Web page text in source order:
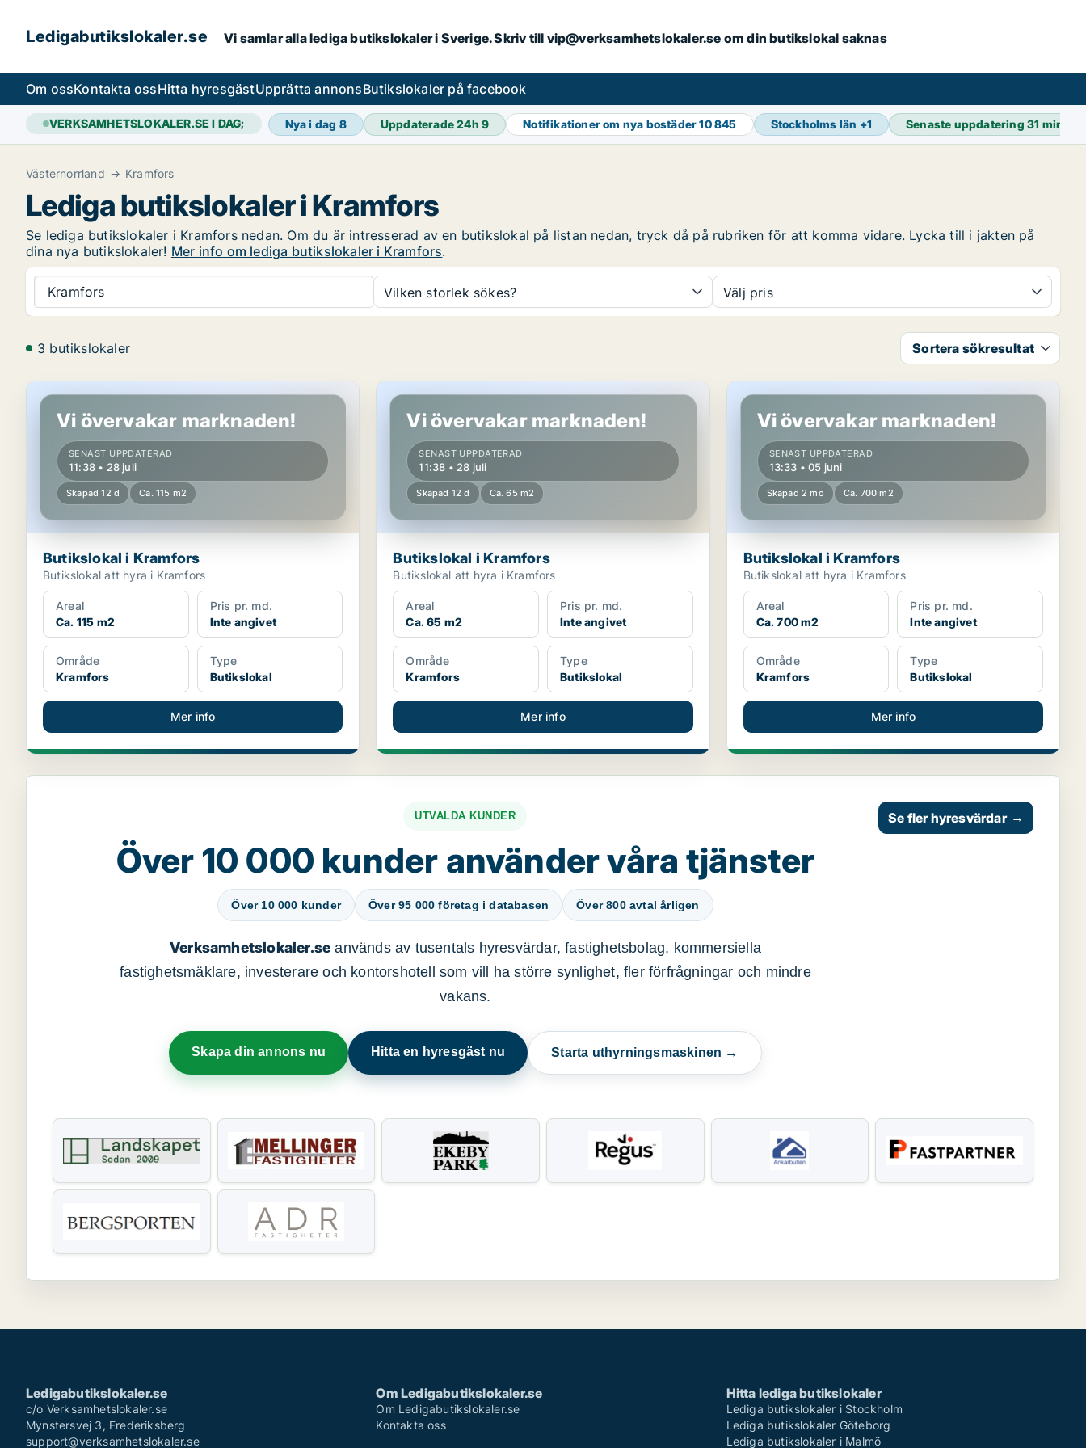
Ledigabutikslokaler.se Vi samlar alla lediga butikslokaler i Sverige. Skriv till vip@verksamhetslokaler.se om din butikslokal saknas
Om ossKontakta ossHitta hyresgästUpprätta annonsButikslokaler på facebook
VERKSAMHETSLOKALER.SE I DAG; Nya i dag 8 Uppdaterade 24h9 Notifikationer om nya bostäder10 845 Stockholms län +1 Senaste uppdatering31 min
Västernorrland Kramfors
Lediga butikslokaler i Kramfors
Se lediga butikslokaler i Kramfors nedan. Om du är intresserad av en butikslokal på listan nedan, tryck då på rubriken för att komma vidare. Lycka till i jakten på
dina nya butikslokaler! Mer info om lediga butikslokaler i Kramfors.
Kramfors Vilken storlek sökes? Välj pris
3 butikslokaler Sortera sökresultat
Butikslokal i Kramfors
Vi övervakar marknaden!
SENAST UPPDATERAD
11:38 • 28 juli
Skapad 12 d Ca. 115 m2
Butikslokal i Kramfors
Butikslokal att hyra i Kramfors
Areal
Ca. 115 m2
Pris pr. md.
Inte angivet
Område
Kramfors
Type
Butikslokal
Mer info
Butikslokal i Kramfors
Vi övervakar marknaden!
SENAST UPPDATERAD
11:38 • 28 juli
Skapad 12 d Ca. 65 m2
Butikslokal i Kramfors
Butikslokal att hyra i Kramfors
Areal
Ca. 65 m2
Pris pr. md.
Inte angivet
Område
Kramfors
Type
Butikslokal
Mer info
Butikslokal i Kramfors
Vi övervakar marknaden!
SENAST UPPDATERAD
13:33 • 05 juni
Skapad 2 mo Ca. 700 m2
Butikslokal i Kramfors
Butikslokal att hyra i Kramfors
Areal
Ca. 700 m2
Pris pr. md.
Inte angivet
Område
Kramfors
Type
Butikslokal
Mer info
UTVALDA KUNDER
Över 10 000 kunder använder våra tjänster
Över 10 000 kunder Över 95 000 företag i databasen Över 800 avtal årligen
Verksamhetslokaler.se används av tusentals hyresvärdar, fastighetsbolag, kommersiella
fastighetsmäklare, investerare och kontorshotell som vill ha större synlighet, fler förfrågningar och mindre
vakans.
Skapa din annons nu Hitta en hyresgäst nu Starta uthyrningsmaskinen →
Se fler hyresvärdar →
Ledigabutikslokaler.se
c/o Verksamhetslokaler.se
Mynstersvej 3, Frederiksberg
support@verksamhetslokaler.se
Om Ledigabutikslokaler.se
Om Ledigabutikslokaler.se
Kontakta oss
Hitta lediga butikslokaler
Lediga butikslokaler i Stockholm
Lediga butikslokaler Göteborg
Lediga butikslokaler i Malmö